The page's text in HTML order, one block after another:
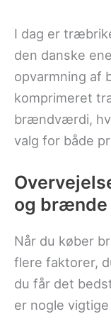
I dag er
den danske
opvarmning af
komprimeret
brændværdi,
valg for både
og brænde
Når du køber
flere faktorer,
du får det
er nogle